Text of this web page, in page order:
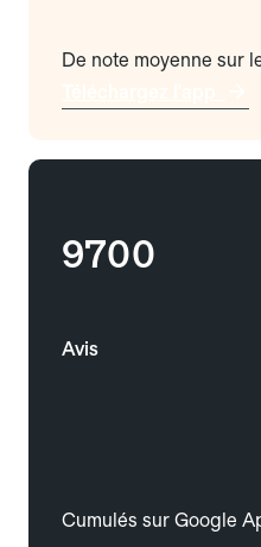
De note moyenne sur
9700
Avis
Cumulés sur Google